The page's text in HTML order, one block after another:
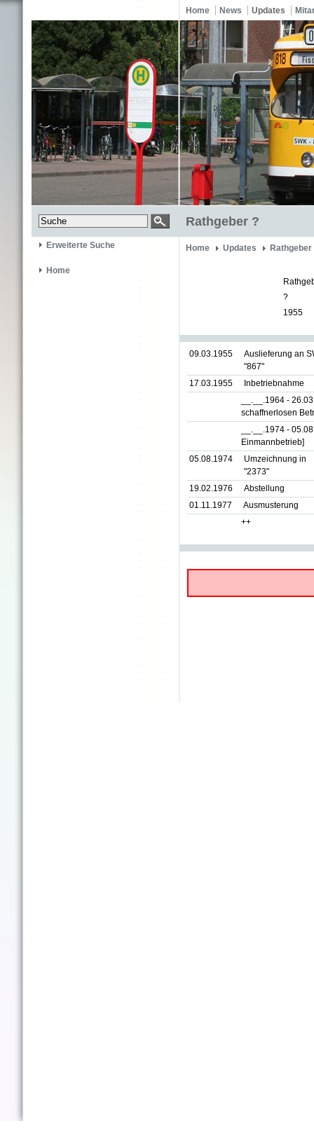
Home News Updates
Rathgeber ?
Erweiterte Suche
Home
Home Updates Rathgeber
?
1955
09.03.1955
Auslieferung an
"867"
17.03.1955
Inbetriebnahme
__.__.1964 -
schaffnerlosen
__.__.1974 -
Einmannbetrieb]
05.08.1974
Umzeichnung in
"2373"
19.02.1976
Abstellung
01.11.1977
Ausmusterung
++